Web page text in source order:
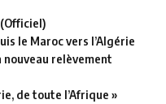
le Maroc vers l’Algérie
nouveau relèvement
de toute l’Afrique »